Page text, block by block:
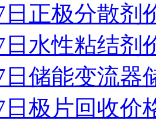
日正极分散剂
日水性粘结剂
日储能变流器
日极片回收价